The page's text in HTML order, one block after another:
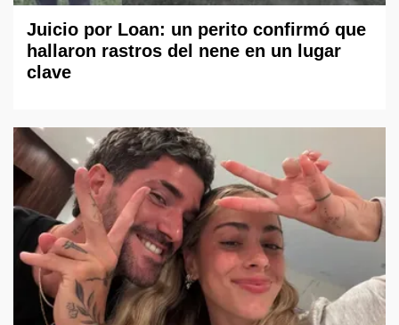
Juicio por Loan: un perito confirmó que
hallaron rastros del nene en un lugar
clave